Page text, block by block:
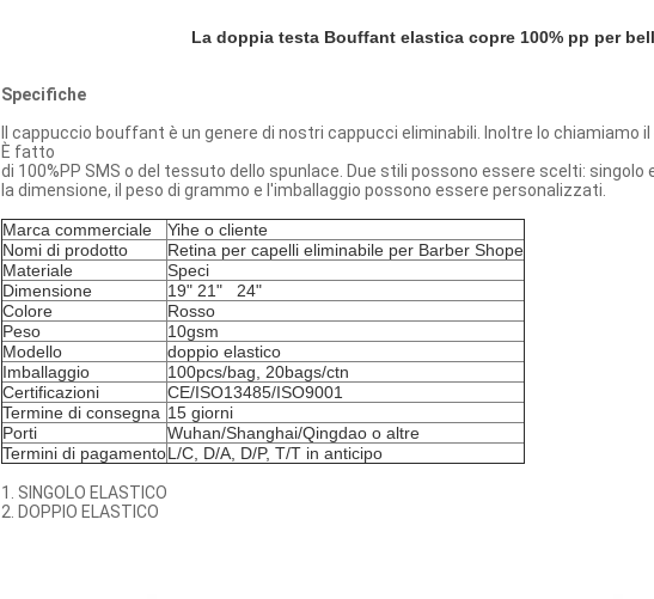
La doppia testa Bouffant elastica copre 100% pp per
Specifiche
Il cappuccio bouffant è un genere di nostri cappucci eliminabili. Inoltre lo chiamiamo
È fatto
di 100%PP SMS o del tessuto dello spunlace. Due stili possono essere scelti: singolo
la dimensione, il peso di grammo e l'imballaggio possono essere personalizzati.
Marca commerciale
Yihe o cliente
Nomi di prodotto
Retina per capelli eliminabile per Barber Shope
Materiale
Speci
Dimensione
19" 21" 24"
Colore
Rosso
Peso
10gsm
Modello
doppio elastico
Imballaggio
100pcs/bag, 20bags/ctn
Certificazioni
CE/ISO13485/ISO9001
Termine di consegna 15 giorni
Porti
Wuhan/Shanghai/Qingdao o altre
Termini di pagamentoL/C, D/A, D/P, T/T in anticipo
1. SINGOLO ELASTICO
2. DOPPIO ELASTICO